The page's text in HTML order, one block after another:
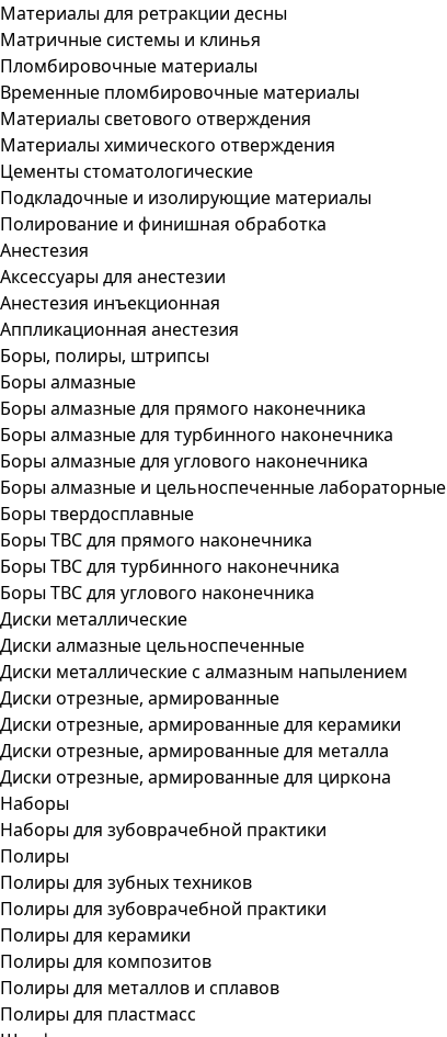
Материалы для ретракции десны
Матричные системы и клинья
Пломбировочные материалы
Временные пломбировочные материалы
Материалы светового отверждения
Материалы химического отверждения
Цементы стоматологические
Подкладочные и изолирующие материалы
Полирование и финишная обработка
Анестезия
Аксессуары для анестезии
Анестезия инъекционная
Аппликационная анестезия
Боры, полиры, штрипсы
Боры алмазные
Боры алмазные для прямого наконечника
Боры алмазные для турбинного наконечника
Боры алмазные для углового наконечника
Боры алмазные и цельноспеченные лабораторные
Боры твердосплавные
Боры ТВС для прямого наконечника
Боры ТВС для турбинного наконечника
Боры ТВС для углового наконечника
Диски металлические
Диски алмазные цельноспеченные
Диски металлические с алмазным напылением
Диски отрезные, армированные
Диски отрезные, армированные для керамики
Диски отрезные, армированные для металла
Диски отрезные, армированные для циркона
Наборы
Наборы для зубоврачебной практики
Полиры
Полиры для зубных техников
Полиры для зубоврачебной практики
Полиры для керамики
Полиры для композитов
Полиры для металлов и сплавов
Полиры для пластмасс